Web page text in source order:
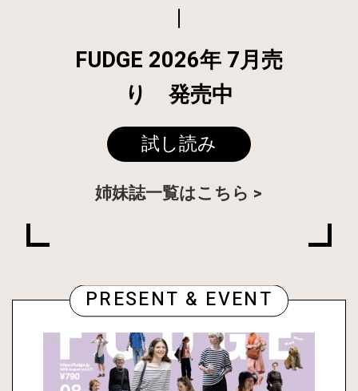
FUDGE 2026年 7月売
り 発売中
試し読み
姉妹誌一覧はこちら
PRESENT & EVENT